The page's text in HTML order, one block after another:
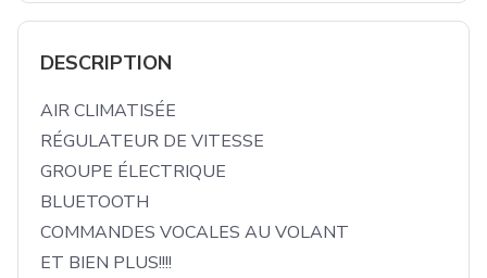
DESCRIPTION
AIR CLIMATISÉE
RÉGULATEUR DE VITESSE
GROUPE ÉLECTRIQUE
BLUETOOTH
COMMANDES VOCALES AU VOLANT
ET BIEN PLUS!!!!